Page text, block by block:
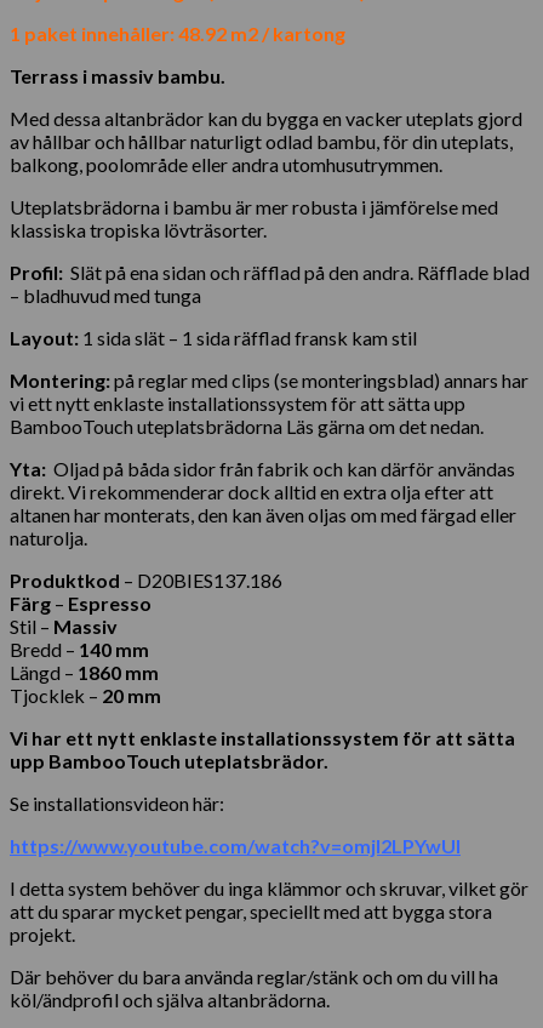
1 paket innehåller: 48.92 m2 / kartong
Terrass i massiv bambu.
Med dessa altanbrädor kan du bygga en vacker uteplats gjord
av hållbar och hållbar naturligt odlad bambu, för din uteplats,
balkong, poolområde eller andra utomhusutrymmen.
Uteplatsbrädorna i bambu är mer robusta i jämförelse med
klassiska tropiska lövträsorter.
Profil: Slät på ena sidan och räfflad på den andra. Räfflade blad
– bladhuvud med tunga
Layout: 1 sida slät – 1 sida räfflad fransk kam stil
Montering:på reglar med clips (se monteringsblad) annars har
vi ett nytt enklaste installationssystem för att sätta upp
BambooTouch uteplatsbrädorna Läs gärna om det nedan.
Yta: Oljad på båda sidor från fabrik och kan därför användas
direkt. Vi rekommenderar dock alltid en extra olja efter att
altanen har monterats, den kan även oljas om med färgad eller
naturolja.
Produktkod – D20BIES137.186
Färg – Espresso
Stil – Massiv
Bredd – 140 mm
Längd – 1860 mm
Tjocklek – 20 mm
Vi har ett nytt enklaste installationssystem för att sätta
upp BambooTouch uteplatsbrädor.
Se installationsvideon här:
https://www.youtube.com/watch?v=omjI2LPYwUI
I detta system behöver du inga klämmor och skruvar, vilket gör
att du sparar mycket pengar, speciellt med att bygga stora
projekt.
Där behöver du bara använda reglar/stänk och om du vill ha
köl/ändprofil och själva altanbrädorna.